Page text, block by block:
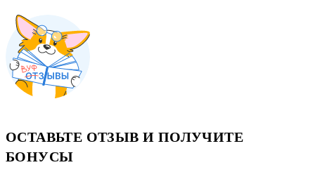
ОСТАВЬТЕ ОТЗЫВ И ПОЛУЧИТЕ
БОНУСЫ